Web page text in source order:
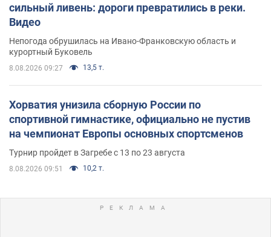
сильный ливень: дороги превратились в реки.
Видео
Непогода обрушилась на Ивано-Франковскую область и
курортный Буковель
8.08.2026 09:27 13,5 т.
Хорватия унизила сборную России по
спортивной гимнастике, официально не пустив
на чемпионат Европы основных спортсменов
Турнир пройдет в Загребе с 13 по 23 августа
8.08.2026 09:51 10,2 т.